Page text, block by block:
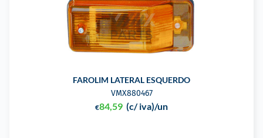
FAROLIM LATERAL ESQUERDO
VMX880467
€84,59 (c/ iva)/un